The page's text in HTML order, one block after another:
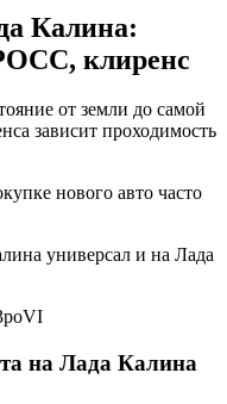
Калина:
клиренс
от земли до самой
зависит проходимость
нового авто часто
универсал и на Лада
на Лада Калина